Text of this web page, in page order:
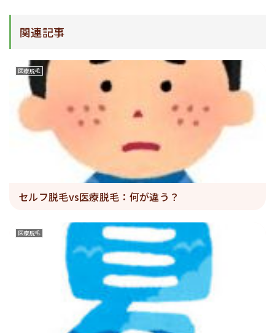
関連記事
医療脱毛
セルフ脱毛vs医療脱毛：何が違う？
医療脱毛